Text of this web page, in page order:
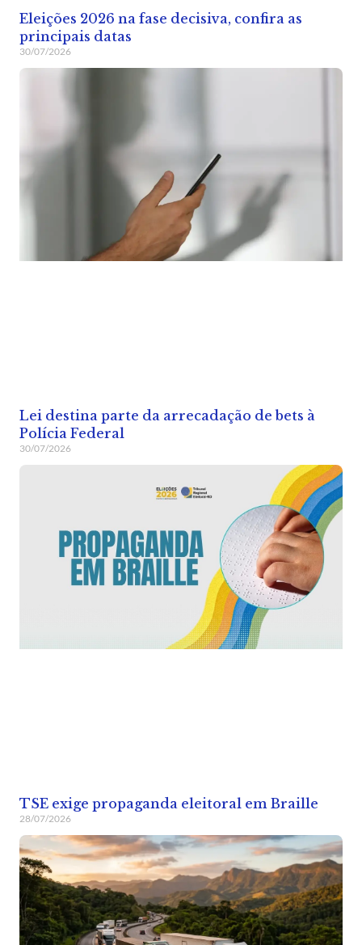
Eleições 2026 na fase decisiva, confira as
principais datas
30/07/2026
Lei destina parte da arrecadação de bets à
Polícia Federal
30/07/2026
TSE exige propaganda eleitoral em Braille
28/07/2026